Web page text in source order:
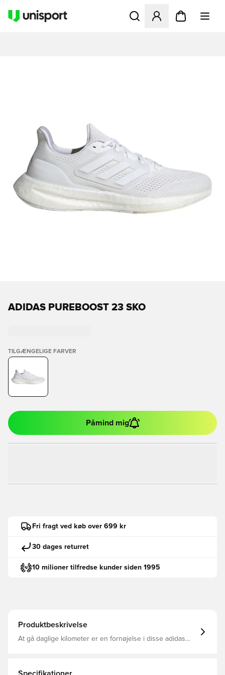
Åbner en Modal til at
ADIDAS PUREBOOST 23 SKO
TILGÆNGELIGE FARVER
Påmind mig
Fri fragt ved køb over 699 kr
30 dages returret
10 milioner tilfredse kunder siden 1995
Produktbeskrivelse
At gå daglige kilometer er en fornøjelse i disse adidas
sig, mens du løber. Den specialdesignede